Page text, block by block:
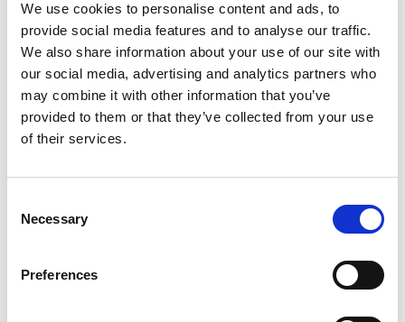
We use cookies to personalise content and ads, to
provide social media features and to analyse our traffic.
We also share information about your use of our site with
our social media, advertising and analytics partners who
may combine it with other information that you’ve
provided to them or that they’ve collected from your use
of their services.
Selection
Necessary
Preferences
einseitig 75 x 305 x 7,2 m
Arbeitshöhe
€2.359,00 €2.922,27
Produkt anzeigen
Original 75x305
Arbeitshöhe 7,2 m
€2.069,00 €2.419,00
Exkl. MwSt